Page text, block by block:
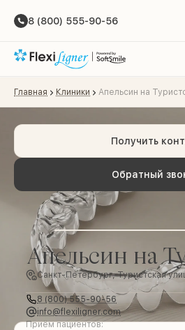
8 (800) 555-90-56
Главная Клиники Апельсин на
Обратный
Получить
Апельсин на
Санкт-Петербург, Туристская
8 (800) 555-90-56
info@flexiligner.com
Приём пациентов: